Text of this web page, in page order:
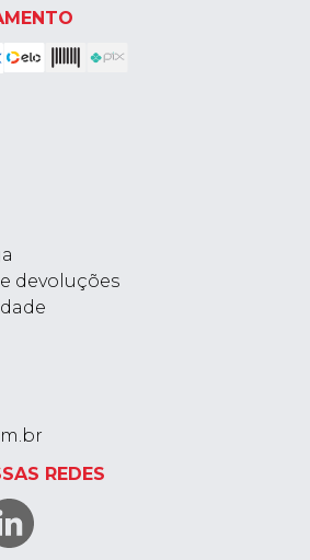
devoluções
REDES